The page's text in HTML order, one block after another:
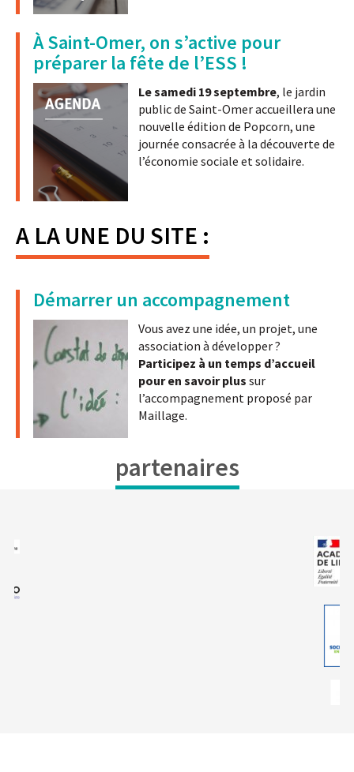
À Saint-Omer, on s’active pour
préparer la fête de l’ESS !
Le samedi 19 septembre, le jardin
public de Saint-Omer accueillera une
nouvelle édition de Popcorn, une
journée consacrée à la découverte de
l’économie sociale et solidaire.
A LA UNE DU SITE :
Démarrer un accompagnement
Vous avez une idée, un projet, une
association à développer ?
Participez à un temps d’accueil
pour en savoir plus sur
l’accompagnement proposé par
Maillage.
partenaires